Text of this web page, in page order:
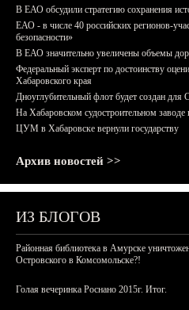
В ЕАО обсудили стратегию сохранения
ЕАО - в числе 40 российских регионов-
безопасности»
В ЕАО значительно увеличены объемы
Федеральный эксперт по достоинству
Хабаровского края
Дноуглубительный флот будет создан для
На Хабаровском судостроительном заводе
ЦУМ в Хабаровске вернули государству
Архив новостей >>
ИЗ БЛОГОВ
Районная библиотека в Амурске
Островского в Комсомольске?!
Голая вечеринка Роснано 2015г. Итог.